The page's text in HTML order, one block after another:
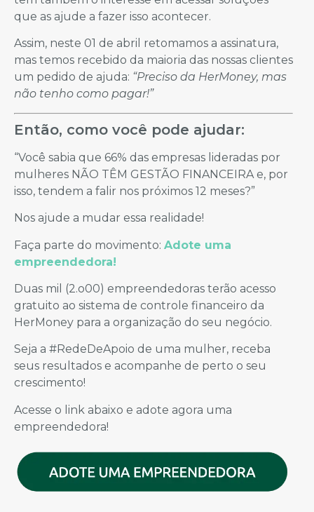
que as ajude a fazer isso acontecer.
Assim, neste 01 de abril retomamos a assinatura,
mas temos recebido da maioria das nossas clientes
um pedido de ajuda: “Preciso da HerMoney, mas
não tenho como pagar!”
Então, como você pode ajudar:
“Você sabia que 66% das empresas lideradas por
mulheres NÃO TÊM GESTÃO FINANCEIRA e, por
isso, tendem a falir nos próximos 12 meses?”
Nos ajude a mudar essa realidade!
Faça parte do movimento: Adote uma
empreendedora!
Duas mil (2.o00) empreendedoras terão acesso
gratuito ao sistema de controle financeiro da
HerMoney para a organização do seu negócio.
Seja a #RedeDeApoio de uma mulher, receba
seus resultados e acompanhe de perto o seu
crescimento!
Acesse o link abaixo e adote agora uma
empreendedora!